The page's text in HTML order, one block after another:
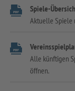
Spiele-
Aktuelle Spiele
Alle künftigen
öffnen.